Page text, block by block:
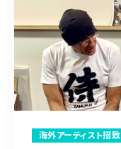
海外アーティスト招致